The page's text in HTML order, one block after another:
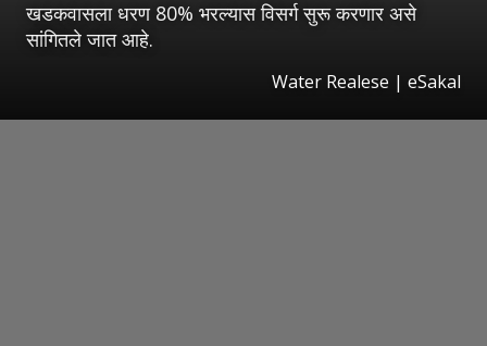
खडकवासला धरण 80% भरल्यास विसर्ग सुरू करणार असे
सांगितले जात आहे.
Water Realese | eSakal